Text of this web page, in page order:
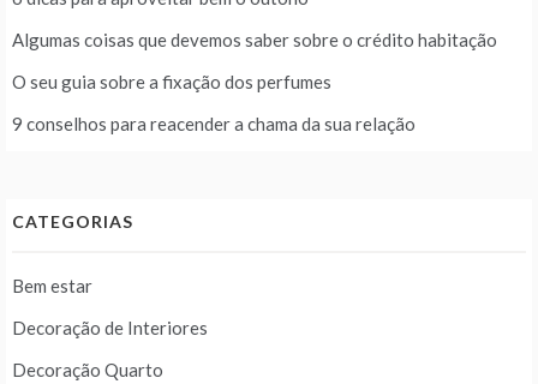
Algumas coisas que devemos saber sobre o crédito habitação
O seu guia sobre a fixação dos perfumes
9 conselhos para reacender a chama da sua relação
CATEGORIAS
Bem estar
Decoração de Interiores
Decoração Quarto